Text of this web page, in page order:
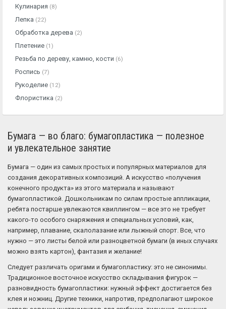
Кулинария (8)
Лепка (22)
Обработка дерева (2)
Плетение (1)
Резьба по дереву, камню, кости (6)
Роспись (7)
Рукоделие (12)
Флористика (2)
Бумага — во благо: бумагопластика — полезное
и увлекательное занятие
Бумага — один из самых простых и популярных материалов для
создания декоративных композиций. А искусство «получения
конечного продукта» из этого материала и называют
бумагопластикой. Дошкольникам по силам простые аппликации,
ребята постарше увлекаются квиллингом — все это не требует
какого-то особого снаряжения и специальных условий, как,
например, плавание, скалолазание или лыжный спорт. Все, что
нужно — это листы белой или разноцветной бумаги (в иных случаях
можно взять картон), фантазия и желание!
Следует различать оригами и бумагопластику: это не синонимы.
Традиционное восточное искусство складывания фигурок —
разновидность бумагопластики: нужный эффект достигается без
клея и ножниц. Другие техники, напротив, предполагают широкое